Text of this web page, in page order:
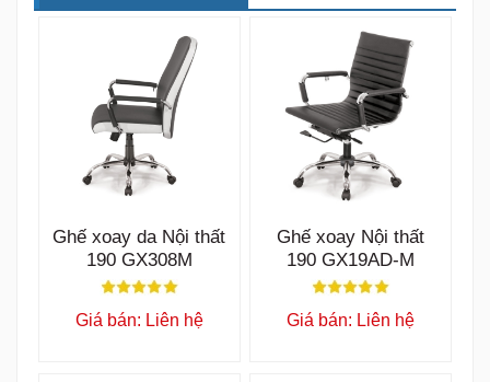
Ghế xoay da Nội thất
190 GX308M
Giá bán: Liên hệ
Ghế xoay Nội thất
190 GX19AD-M
Giá bán: Liên hệ